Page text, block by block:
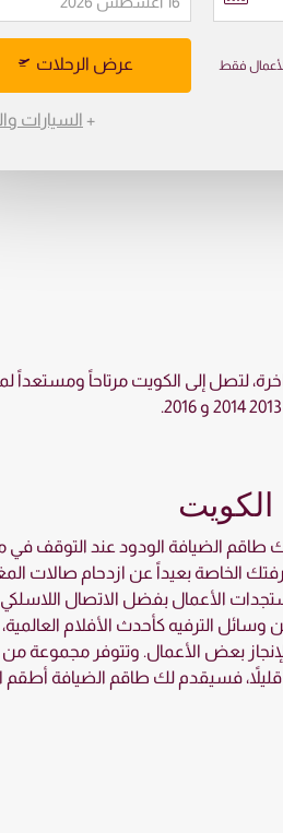
فقط عرض الرحلات
+ السيارات
لتصل إلى الكويت مرتاحاً ومستعداً
الكويت
الضيافة الودود عند التوقف في
الخاصة بعيداً عن ازدحام صالات
الأعمال بفضل الاتصال اللاسلكي
الترفيه كأحدث الأفلام
بعض الأعمال. وتتوفر مجموعة من
قليلاً، فسيقدم لك طاقم الضيافة أطقم